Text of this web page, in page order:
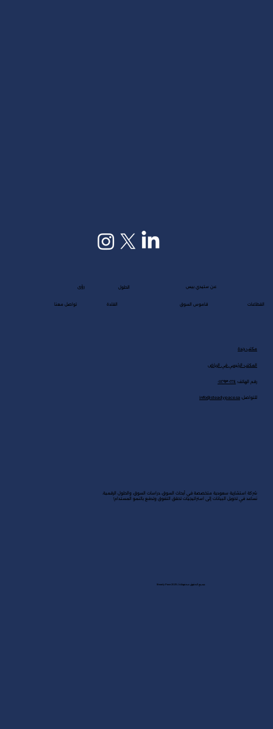
رؤى الحلول عن ستيدي بيس
تواصل معنا القادة قاموس السوق القطاعات
شركة استشارية سعودية متخصصة في أبحاث السوق، دراسات السوق، والحلول الرقمية.
نساعد في تحويل البيانات إلى استراتيجيات تحقق التفوق وتدفع بالنمو المستدام!
مكتب جدة
المكتب الرئيسي في الرياض
رقم الهاتف: ٠١١٢٩٣٠٢٢٤
للتواصل: info@steadypace.sa
جميع الحقوق محفوظة لـ Steady Pace 2025